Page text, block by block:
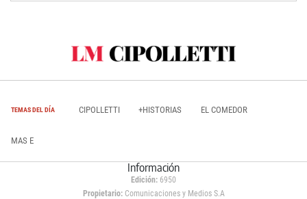
TEMAS DEL DÍA CIPOLLETTI +HISTORIAS EL COMEDOR
MAS E
Información
Edición: 6950
Propietario:Comunicaciones y Medios S.A